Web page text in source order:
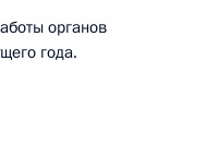
органов
года.